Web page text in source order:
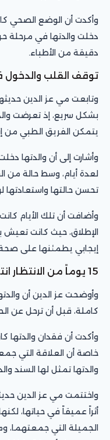
وأكدت أن الوضع الصحي
دخلت والدتها في مرحلة
دقيقة من الأطباء.
توقف القلب والدخول
وتابعت مي عز الدين
بشكل سريع، إذ تعرضت
يتمكن الفريق الطبي من
وأشارت إلى أن والدتها
لعدة أيام، وسط حالة من
تحسن حالتها واستعادتها
وأضافت أن تلك الأيام
الإطلاق، حيث كانت تعيش
إيجابي يطمئنها على صحة
15 يوماً من الانتظار انتهت بالفراق
كاملة، قبل أن ترحل عن
وأكدت أن فقدان والدتها
خاصة أن العلاقة التي
والدتها تمثل لها السند
واختتمت مي عز الدين
أثراً عميقاً في حياتها،
الجميلة التي جمعتهما،